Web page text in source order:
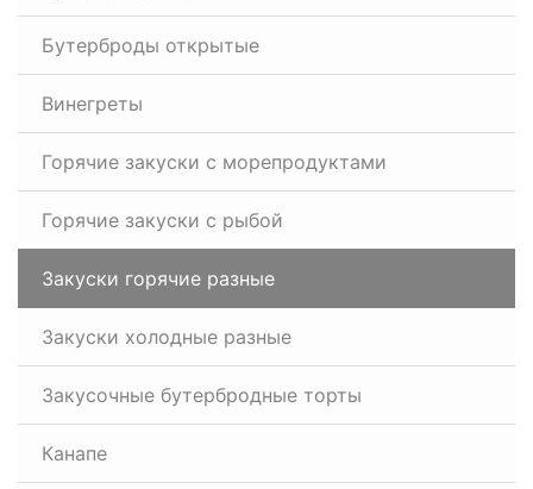
Бутерброды открытые
Винегреты
Горячие закуски с морепродуктами
Горячие закуски с рыбой
Закуски горячие разные
Закуски холодные разные
Закусочные бутербродные торты
Канапе